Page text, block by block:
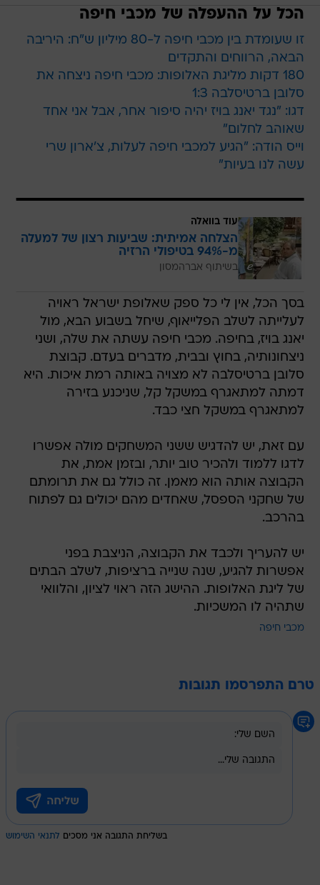
הכל על ההעפלה של מכבי חיפה
זו שעומדת בין מכבי חיפה ל-80 מיליון ש"ח: היריבה
הבאה, הרווחים והתקדים
180 דקות מליגת האלופות: מכבי חיפה ניצחה את
סלובן ברטיסלבה 1:3
דגו: "נגד יאנג בויז יהיה סיפור אחר, אבל אני אחד
שאוהב לחלום"
וייס הודה: "הגיע למכבי חיפה לעלות, צ'ארון שרי
עשה לנו בעיות"
עוד בוואלה
הצלחה אמיתית: שביעות רצון של למעלה
מ-94% בטיפולי הרזיה
בשיתוף אברהמסון
בסך הכל, אין לי כל ספק שאלופת ישראל ראויה
לעלייתה לשלב הפלייאוף, שיחל בשבוע הבא, מול
יאנג בויז, בחיפה. מכבי חיפה עשתה את שלה, ושני
ניצחונותיה, בחוץ ובבית, מדברים בעדם. קבוצת
סלובן ברטיסלבה לא מצויה באותה רמת איכות. היא
דמתה למתאגרף במשקל קל, שניכנע בזירה
למתאגרף במשקל חצי כבד.
עם זאת, יש להדגיש ששני המשחקים מולה אפשרו
לדגו ללמוד ולהכיר טוב יותר, ובזמן אמת, את
הקבוצה אותה הוא מאמן. זה כולל גם את תרומתם
של שחקני הספסל, שאחדים מהם יכולים גם לפתוח
בהרכב.
יש להעריך ולכבד את הקבוצה, הניצבת בפני
אפשרות להגיע, שנה שנייה ברציפות, לשלב הבתים
של ליגת האלופות. ההישג הזה ראוי לציון, והלוואי
שתהיה לו המשכיות.
מכבי חיפה
טרם התפרסמו תגובות
בשליחת התגובה אני מסכים לתנאי השימוש